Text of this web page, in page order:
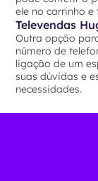
ele no carrinho
Televendas
Outra opção
número de
ligação de um
suas dúvidas e
necessidades.